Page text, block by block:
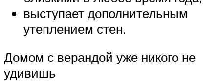
выступает дополнительным
утеплением стен.
Домом с верандой уже никого не
удивишь